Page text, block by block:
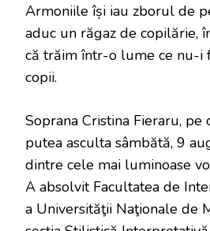
Armoniile își iau zborul de
aduc un răgaz de copilărie,
că trăim într-o lume ce nu-i
copii.
Soprana Cristina Fieraru,
putea asculta sâmbătă, 9
dintre cele mai luminoase
A absolvit Facultatea de
a Universităţii Naţionale de